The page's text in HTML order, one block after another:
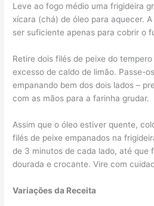
Leve ao fogo médio uma frigideira
xícara (chá) de óleo para aquecer.
ser suficiente apenas para cobrir o
Retire dois filés de peixe do
excesso de caldo de limão. Passe-
empanando bem dos dois lados –
com as mãos para a farinha grudar.
Assim que o óleo estiver quente,
filés de peixe empanados na
de 3 minutos de cada lado, até que
dourada e crocante. Vire com
Variações da Receita